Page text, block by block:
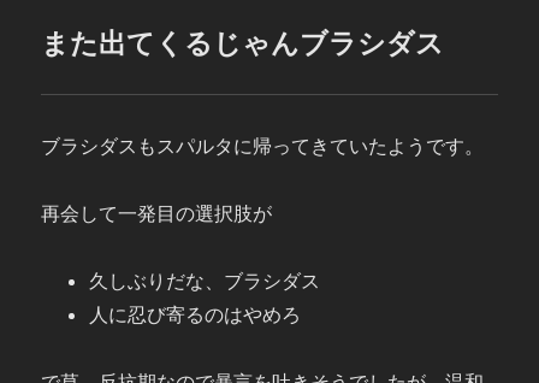
また出てくるじゃんブラシダス
ブラシダスもスパルタに帰ってきていたようです。
再会して一発目の選択肢が
久しぶりだな、ブラシダス
人に忍び寄るのはやめろ